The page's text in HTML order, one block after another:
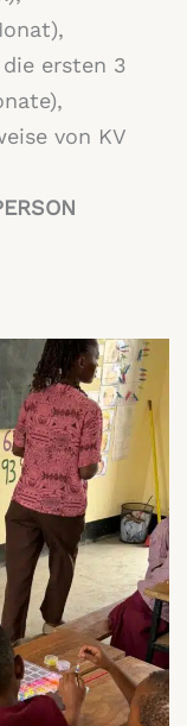
ersten 3
von KV